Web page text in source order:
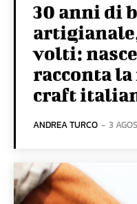
30 anni di
volti:
racconta
craft
ANDREA TURCO - 3